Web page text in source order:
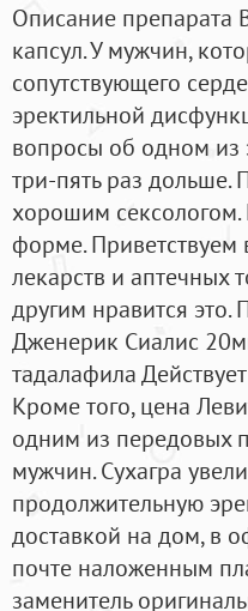
Описание препарата
капсул. У мужчин,
сопутствующего
эректильной
вопросы об одном из
три-пять раз дольше.
хорошим
форме. Приветствуем
лекарств и аптечных
другим нравится это.
Дженерик Сиалис
тадалафила
Кроме того, цена
одним из передовых
мужчин. Сухагра
продолжительную
доставкой на дом, в
почте наложенным
заменитель